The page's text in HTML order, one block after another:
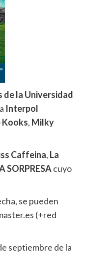
de la Universidad
Interpol
Kooks, Milky
Caffeina, La
SORPRESAcuyo
se pueden
(+red
septiembre de la